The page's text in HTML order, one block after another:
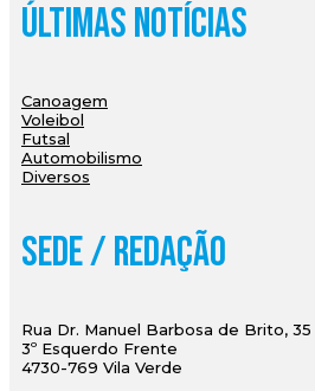
Últimas Notícias
Canoagem
Voleibol
Futsal
Automobilismo
Diversos
Sede / Redação
Rua Dr. Manuel Barbosa de Brito, 35
3º Esquerdo Frente
4730-769 Vila Verde